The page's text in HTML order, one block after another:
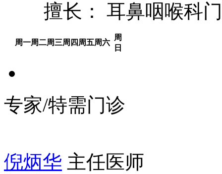
擅长： 耳鼻咽喉科
周一周二周三周四 周五周六
周
日
专家/特需门诊
倪炳华 主任医师